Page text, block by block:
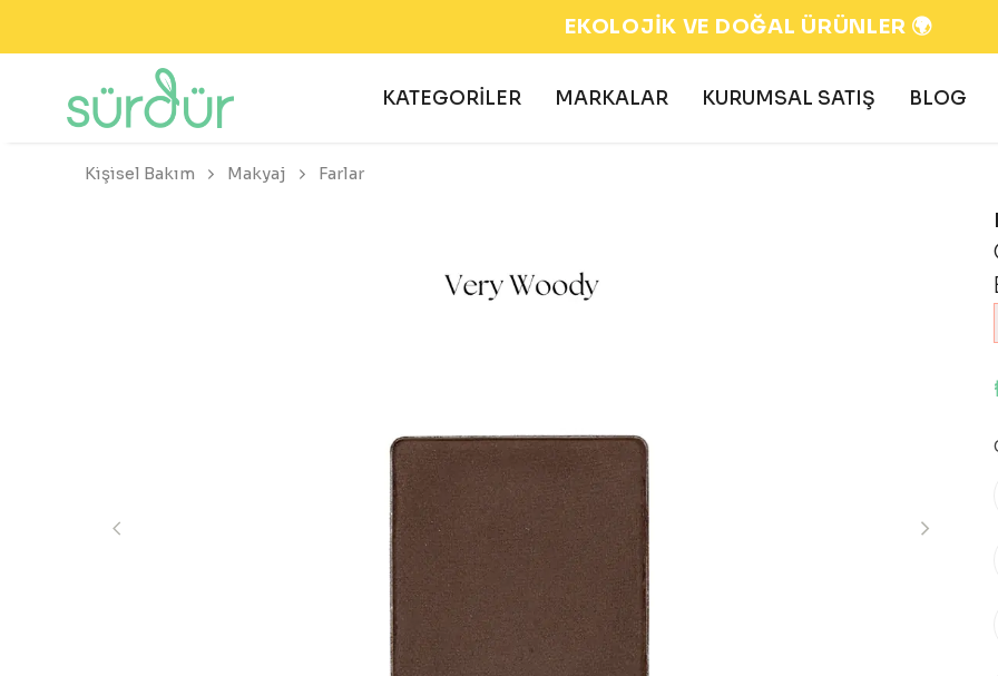
EKOLOJİK VE DOĞAL ÜRÜNLER 🌍
KATEGORİLER MARKALAR KURUMSAL SATIŞ BLOG
Kişisel Bakım Makyaj Farlar